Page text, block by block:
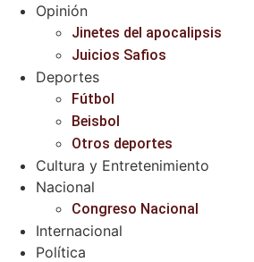
Opinión
Jinetes del apocalipsis
Juicios Safios
Deportes
Fútbol
Beisbol
Otros deportes
Cultura y Entretenimiento
Nacional
Congreso Nacional
Internacional
Política